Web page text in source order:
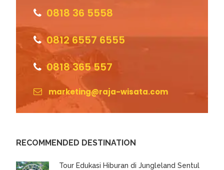
0818 36 5558
0812 6557 6555
0818 365 557
marketing@raja-wisata.com
RECOMMENDED DESTINATION
Tour Edukasi Hiburan di Jungleland Sentul